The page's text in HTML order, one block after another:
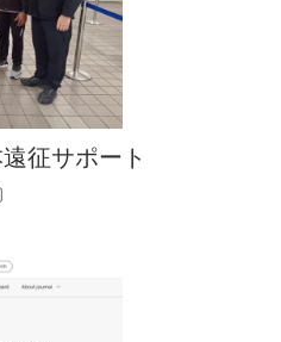
征サポート